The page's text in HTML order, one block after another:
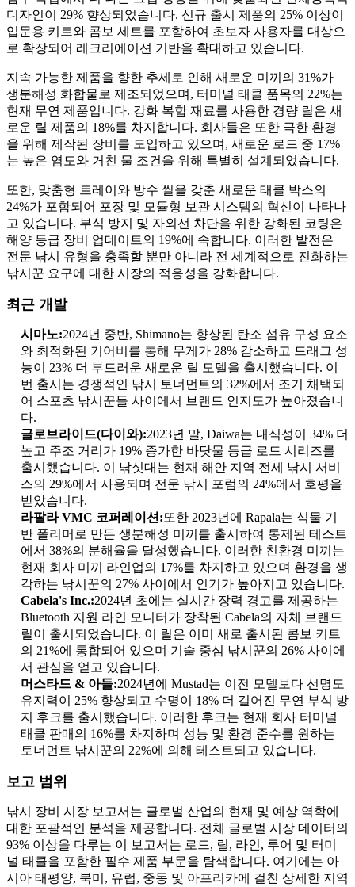
디자인이 29% 향상되었습니다. 신규 출시 제품의 25% 이상이
입문용 키트와 콤보 세트를 포함하여 초보자 사용자를 대상으
로 확장되어 레크리에이션 기반을 확대하고 있습니다.
지속 가능한 제품을 향한 추세로 인해 새로운 미끼의 31%가
생분해성 화합물로 제조되었으며, 터미널 태클 품목의 22%는
현재 무연 제품입니다. 강화 복합 재료를 사용한 경량 릴은 새
로운 릴 제품의 18%를 차지합니다. 회사들은 또한 극한 환경
을 위해 제작된 장비를 도입하고 있으며, 새로운 로드 중 17%
는 높은 염도와 거친 물 조건을 위해 특별히 설계되었습니다.
또한, 맞춤형 트레이와 방수 씰을 갖춘 새로운 태클 박스의
24%가 포함되어 포장 및 모듈형 보관 시스템의 혁신이 나타나
고 있습니다. 부식 방지 및 자외선 차단을 위한 강화된 코팅은
해양 등급 장비 업데이트의 19%에 속합니다. 이러한 발전은
전문 낚시 유형을 충족할 뿐만 아니라 전 세계적으로 진화하는
낚시꾼 요구에 대한 시장의 적응성을 강화합니다.
최근 개발
시마노:2024년 중반, Shimano는 향상된 탄소 섬유 구성 요소
와 최적화된 기어비를 통해 무게가 28% 감소하고 드래그 성
능이 23% 더 부드러운 새로운 릴 모델을 출시했습니다. 이
번 출시는 경쟁적인 낚시 토너먼트의 32%에서 조기 채택되
어 스포츠 낚시꾼들 사이에서 브랜드 인지도가 높아졌습니
다.
글로브라이드(다이와):2023년 말, Daiwa는 내식성이 34% 더
높고 주조 거리가 19% 증가한 바닷물 등급 로드 시리즈를
출시했습니다. 이 낚싯대는 현재 해안 지역 전세 낚시 서비
스의 29%에서 사용되며 전문 낚시 포럼의 24%에서 호평을
받았습니다.
라팔라 VMC 코퍼레이션:또한 2023년에 Rapala는 식물 기
반 폴리머로 만든 생분해성 미끼를 출시하여 통제된 테스트
에서 38%의 분해율을 달성했습니다. 이러한 친환경 미끼는
현재 회사 미끼 라인업의 17%를 차지하고 있으며 환경을 생
각하는 낚시꾼의 27% 사이에서 인기가 높아지고 있습니다.
Cabela's Inc.:2024년 초에는 실시간 장력 경고를 제공하는
Bluetooth 지원 라인 모니터가 장착된 Cabela의 자체 브랜드
릴이 출시되었습니다. 이 릴은 이미 새로 출시된 콤보 키트
의 21%에 통합되어 있으며 기술 중심 낚시꾼의 26% 사이에
서 관심을 얻고 있습니다.
머스타드 & 아들:2024년에 Mustad는 이전 모델보다 선명도
유지력이 25% 향상되고 수명이 18% 더 길어진 무연 부식 방
지 후크를 출시했습니다. 이러한 후크는 현재 회사 터미널
태클 판매의 16%를 차지하며 성능 및 환경 준수를 원하는
토너먼트 낚시꾼의 22%에 의해 테스트되고 있습니다.
보고 범위
낚시 장비 시장 보고서는 글로벌 산업의 현재 및 예상 역학에
대한 포괄적인 분석을 제공합니다. 전체 글로벌 시장 데이터의
93% 이상을 다루는 이 보고서는 로드, 릴, 라인, 루어 및 터미
널 태클을 포함한 필수 제품 부문을 탐색합니다. 여기에는 아
시아 태평양, 북미, 유럽, 중동 및 아프리카에 걸친 상세한 지역